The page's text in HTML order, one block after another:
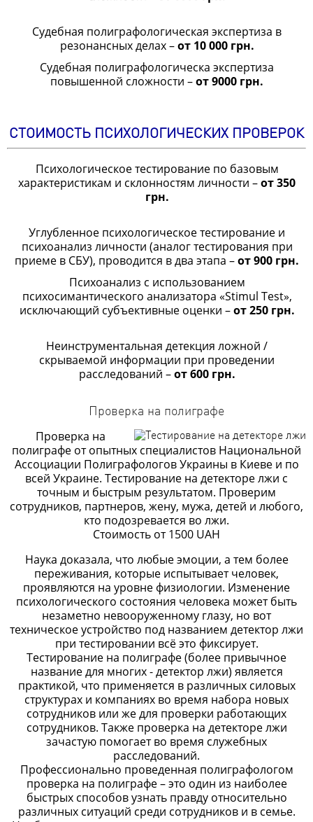
Судебная полиграфологическая экспертиза в
резонансных делах –от 10 000 грн.
Судебная полиграфологическа экспертиза
повышенной сложности –от 9000 грн.
СТОИМОСТЬ ПСИХОЛОГИЧЕСКИХ ПРОВЕРОК
Психологическое тестирование по базовым
характеристикам и склонностям личности –от 350
грн.
Углубленное психологическое тестирование и
психоанализ личности (аналог тестирования при
приеме в СБУ), проводится в два этапа –от 900 грн.
Психоанализ с использованием
психосимантического анализатора «Stimul Test»,
исключающий субъективные оценки –от 250 грн.
Неинструментальная детекция ложной /
скрываемой информации при проведении
расследований –от 600 грн.
Проверка на полиграфе
Проверка на
полиграфе от опытных специалистов Национальной
Ассоциации Полиграфологов Украины в Киеве и по
всей Украине. Тестирование на детекторе лжи с
точным и быстрым результатом. Проверим
сотрудников, партнеров, жену, мужа, детей и любого,
кто подозревается во лжи.
Стоимость от1500 UAH
Наука доказала, что любые эмоции, а тем более
переживания, которые испытывает человек,
проявляются на уровне физиологии. Изменение
психологического состояния человека может быть
незаметно невооруженному глазу, но вот
техническое устройство под названием детектор лжи
при тестировании всё это фиксирует.
Тестирование на полиграфе (более привычное
название для многих - детектор лжи) является
практикой, что применяется в различных силовых
структурах и компаниях во время набора новых
сотрудников или же для проверки работающих
сотрудников. Также проверка на детекторе лжи
зачастую помогает во время служебных
расследований.
Профессионально проведенная полиграфологом
проверка на полиграфе – это один из наиболее
быстрых способов узнать правду относительно
различных ситуаций среди сотрудников и в семье.